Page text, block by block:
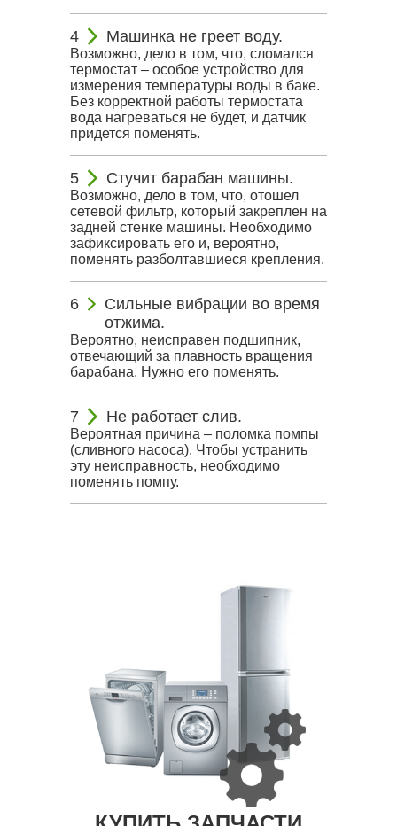
Машинка не греет воду.
Возможно, дело в том, что, сломался
термостат – особое устройство для
измерения температуры воды в баке.
Без корректной работы термостата
вода нагреваться не будет, и датчик
придется поменять.
Стучит барабан машины.
Возможно, дело в том, что, отошел
сетевой фильтр, который закреплен на
задней стенке машины. Необходимо
зафиксировать его и, вероятно,
поменять разболтавшиеся крепления.
Сильные вибрации во время
отжима.
Вероятно, неисправен подшипник,
отвечающий за плавность вращения
барабана. Нужно его поменять.
Не работает слив.
Вероятная причина – поломка помпы
(сливного насоса). Чтобы устранить
эту неисправность, необходимо
поменять помпу.